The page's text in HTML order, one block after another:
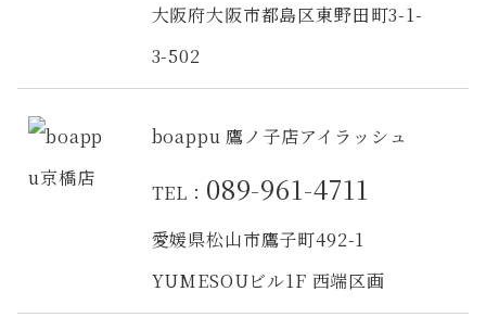
大阪府大阪市都島区東野田町3-1-
3-502
boappu 鷹ノ子店アイラッシュ
TEL： 089-961-4711
愛媛県松山市鷹子町492-1
YUMESOUビル1F 西端区画